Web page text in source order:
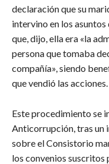
declaración que su
intervino en los
que, dijo, ella era «la
persona que tomaba
compañía», siendo
que vendió las acciones.
Este procedimiento se
Anticorrupción, tras un
sobre el Consistorio
los convenios suscritos